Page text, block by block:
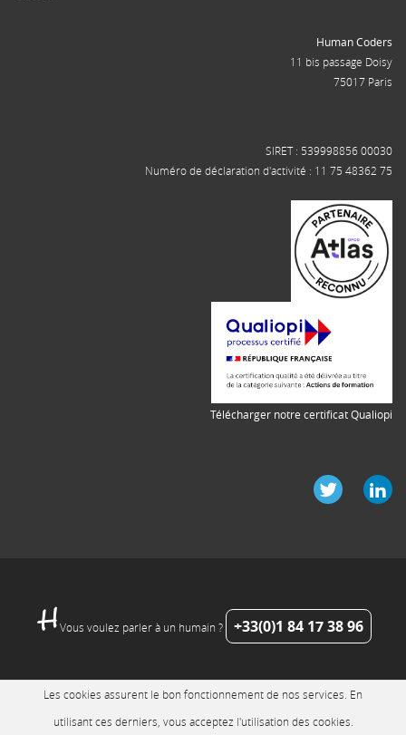
Human Coders
11 bis passage Doisy
75017 Paris
SIRET : 539998856 00030
Numéro de déclaration d'activité : 11 75 48362 75
Télécharger notre certificat Qualiopi
Vous voulez parler à un humain ? +33(0)1 84 17 38 96
Les cookies assurent le bon fonctionnement de nos services. En
utilisant ces derniers, vous acceptez l'utilisation des cookies.